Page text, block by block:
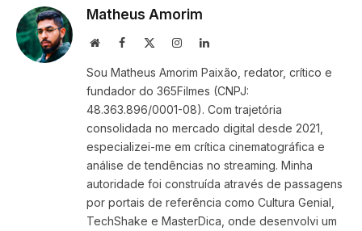
Matheus Amorim
WebsiteFacebook InstagramLinkedIn
Sou Matheus Amorim Paixão, redator, crítico e
fundador do 365Filmes (CNPJ:
48.363.896/0001-08). Com trajetória
consolidada no mercado digital desde 2021,
especializei-me em crítica cinematográfica e
análise de tendências no streaming. Minha
autoridade foi construída através de passagens
por portais de referência como Cultura Genial,
TechShake e MasterDica, onde desenvolvi um